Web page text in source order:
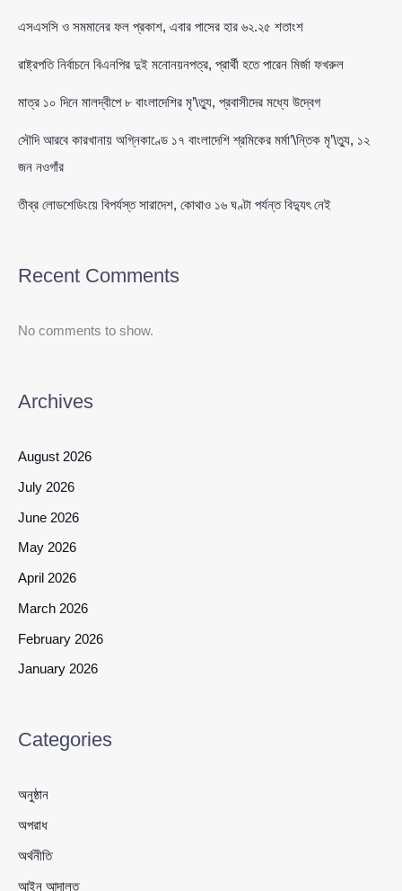
এসএসসি ও সমমানের ফল প্রকাশ, এবার পাসের হার ৬২.২৫ শতাংশ
রাষ্ট্রপতি নির্বাচনে বিএনপির দুই মনোনয়নপত্র, প্রার্থী হতে পারেন মির্জা ফখরুল
মাত্র ১০ দিনে মালদ্বীপে ৮ বাংলাদেশির মৃ’\ত্যু, প্রবাসীদের মধ্যে উদ্বেগ
সৌদি আরবে কারখানায় অগ্নিকাণ্ডে ১৭ বাংলাদেশি শ্রমিকের মর্মা’\ন্তিক মৃ’\ত্যু, ১২
জন নওগাঁর
তীব্র লোডশেডিংয়ে বিপর্যস্ত সারাদেশ, কোথাও ১৬ ঘণ্টা পর্যন্ত বিদ্যুৎ নেই
Recent Comments
No comments to show.
Archives
August 2026
July 2026
June 2026
May 2026
April 2026
March 2026
February 2026
January 2026
Categories
অনুষ্ঠান
অপরাধ
অর্থনীতি
আইন আদালত